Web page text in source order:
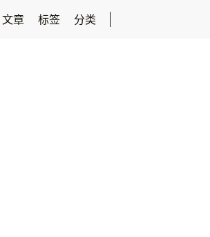
文章 标签 分类